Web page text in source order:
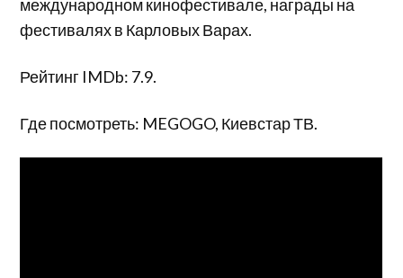
международном кинофестивале, награды на
фестивалях в Карловых Варах.
Рейтинг IMDb: 7.9.
Где посмотреть: MEGOGO, Киевстар ТВ.